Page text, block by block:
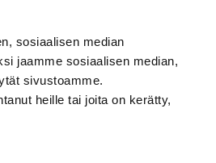
sosiaalisen median
jaamme sosiaalisen median,
sivustoamme.
heille tai joita on kerätty,